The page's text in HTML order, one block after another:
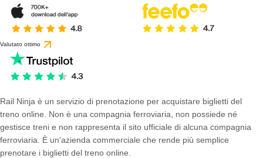
Valutato ottimo
Rail Ninja è un servizio di prenotazione per acquistare biglietti del
treno online. Non è una compagnia ferroviaria, non possiede né
gestisce treni e non rappresenta il sito ufficiale di alcuna compagnia
ferroviaria. È un'azienda commerciale che rende più semplice
prenotare i biglietti del treno online.